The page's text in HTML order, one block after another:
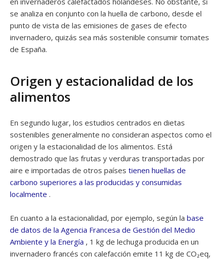
se analiza en conjunto con la huella de carbono, desde el
punto de vista de las emisiones de gases de efecto
invernadero, quizás sea más sostenible consumir tomates
de España.
Origen y estacionalidad de los
alimentos
En segundo lugar, los estudios centrados en dietas
sostenibles generalmente no consideran aspectos como el
origen y la estacionalidad de los alimentos. Está
demostrado que las frutas y verduras transportadas por
aire e importadas de otros países tienen huellas de
carbono superiores a las producidas y consumidas
localmente .
En cuanto a la estacionalidad, por ejemplo, según la base
de datos de la Agencia Francesa de Gestión del Medio
Ambiente y la Energía , 1 kg de lechuga producida en un
invernadero francés con calefacción emite 11 kg de CO₂eq,